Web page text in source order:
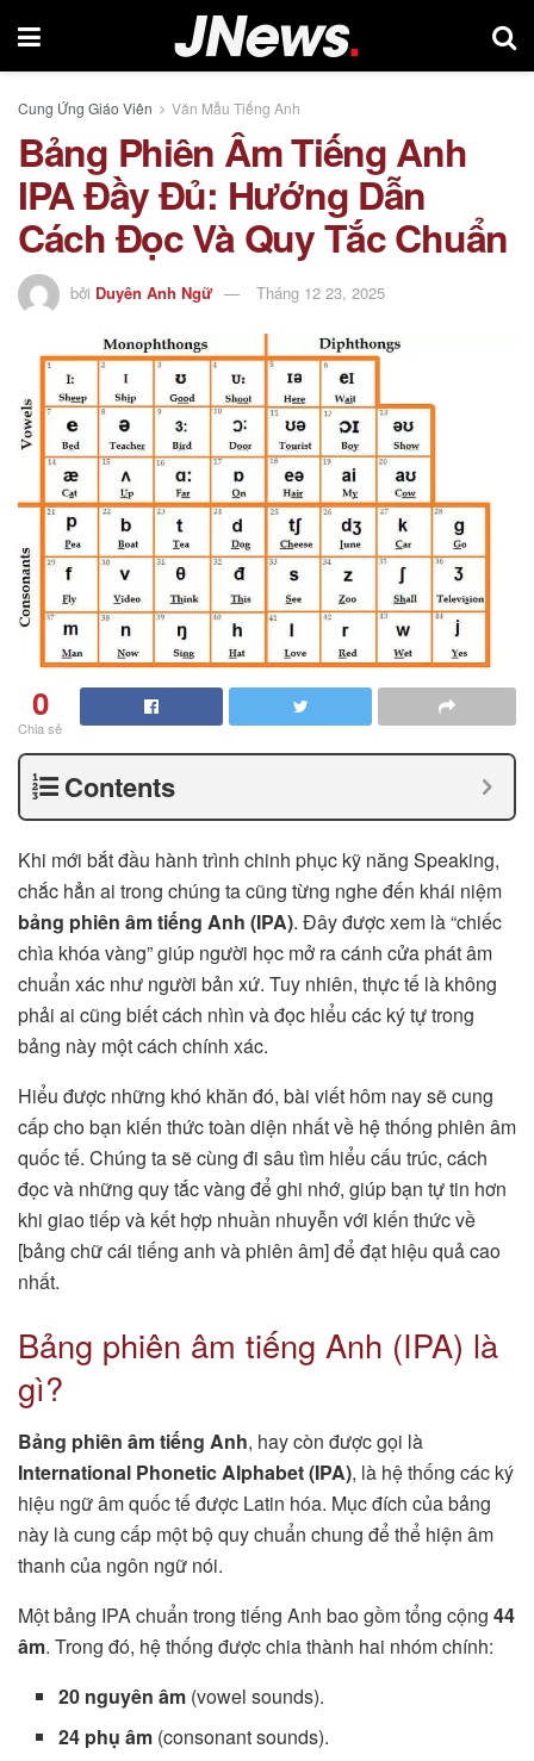
Cung Ứng Giáo Viên Văn Mẫu Tiếng Anh
Bảng Phiên Âm Tiếng Anh
IPA Đầy Đủ: Hướng Dẫn
Cách Đọc Và Quy Tắc Chuẩn
bởi Duyên Anh Ngữ Tháng 12 23, 2025
0
Chia sẻ
Contents
Khi mới bắt đầu hành trình chinh phục kỹ năng Speaking,
chắc hẳn ai trong chúng ta cũng từng nghe đến khái niệm
bảng phiên âm tiếng Anh (IPA). Đây được xem là “chiếc
chìa khóa vàng” giúp người học mở ra cánh cửa phát âm
chuẩn xác như người bản xứ. Tuy nhiên, thực tế là không
phải ai cũng biết cách nhìn và đọc hiểu các ký tự trong
bảng này một cách chính xác.
Hiểu được những khó khăn đó, bài viết hôm nay sẽ cung
cấp cho bạn kiến thức toàn diện nhất về hệ thống phiên âm
quốc tế. Chúng ta sẽ cùng đi sâu tìm hiểu cấu trúc, cách
đọc và những quy tắc vàng để ghi nhớ, giúp bạn tự tin hơn
khi giao tiếp và kết hợp nhuần nhuyễn với kiến thức về
[bảng chữ cái tiếng anh và phiên âm] để đạt hiệu quả cao
nhất.
Bảng phiên âm tiếng Anh (IPA) là
gì?
Bảng phiên âm tiếng Anh, hay còn được gọi là
International Phonetic Alphabet (IPA), là hệ thống các ký
hiệu ngữ âm quốc tế được Latin hóa. Mục đích của bảng
này là cung cấp một bộ quy chuẩn chung để thể hiện âm
thanh của ngôn ngữ nói.
Một bảng IPA chuẩn trong tiếng Anh bao gồm tổng cộng 44
âm. Trong đó, hệ thống được chia thành hai nhóm chính:
20 nguyên âm (vowel sounds).
24 phụ âm (consonant sounds).